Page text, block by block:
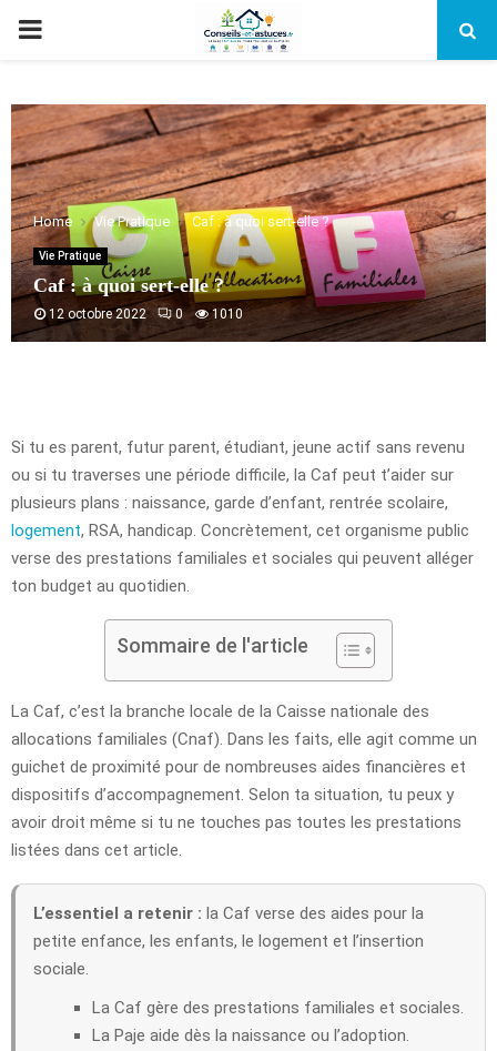
PRIMARY
Home Vie Pratique Caf : à quoi sert-elle ?
Vie Pratique
Caf : à quoi sert-elle ?
12 octobre 2022 0 1010
Si tu es parent, futur parent, étudiant, jeune actif sans revenu
ou si tu traverses une période difficile, la Caf peut t’aider sur
plusieurs plans : naissance, garde d’enfant, rentrée scolaire,
logement, RSA, handicap. Concrètement, cet organisme public
verse des prestations familiales et sociales qui peuvent alléger
ton budget au quotidien.
Sommaire de l'article
La Caf, c’est la branche locale de la Caisse nationale des
allocations familiales (Cnaf). Dans les faits, elle agit comme un
guichet de proximité pour de nombreuses aides financières et
dispositifs d’accompagnement. Selon ta situation, tu peux y
avoir droit même si tu ne touches pas toutes les prestations
listées dans cet article.
L’essentiel a retenir : la Caf verse des aides pour la
petite enfance, les enfants, le logement et l’insertion
sociale.
La Caf gère des prestations familiales et sociales.
La Paje aide dès la naissance ou l’adoption.